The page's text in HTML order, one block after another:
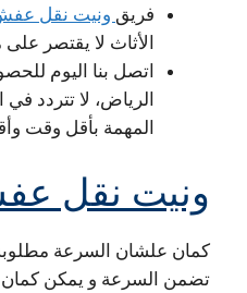
فريق ونيت نقل
الأثاث لا يقتصر
اتصل بنا اليوم
الرياض، لا تتردد
المهمة بأقل وقت
ونيت نقل
كمان علشان السرعة
تضمن السرعة و يمكن